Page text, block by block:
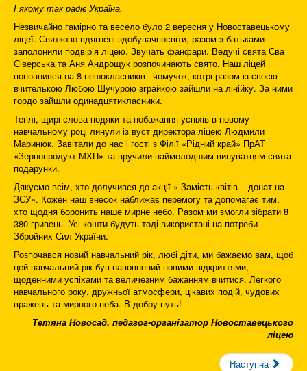
І якому так радіє Україна.
Незвичайно гамірно та весело було 2 вересня у Новоставецькому
ліцеї. Святково вдягнені здобувачі освіти, разом з батьками
заполонили подвір’я ліцею. Звучать фанфари. Ведучі свята Єва
Сіверська та Аня Андрощук розпочинають свято. Наш ліцей
поповнився на 8 пешокласників– чомучок, котрі разом із своєю
вчителькою Любою Шучурою зграйкою зайшли на лінійку. За ними
гордо зайшли одинадцятикласники.
Теплі, щирі слова подяки та побажання успіхів в новому
навчальному році линули із вуст директора ліцею Людмили
Маринюк. Завітали до нас і гості з Філії «Рідний край» ПрАТ
«Зернопродукт МХП» та вручили наймолодшим винуватцям свята
подарунки.
Дякуємо всім, хто долучився до акції « Замість квітів – донат на
ЗСУ». Кожен наш внесок наближає перемогу та допомагає тим,
хто щодня боронить наше мирне небо. Разом ми змогли зібрати 8
380 гривень. Усі кошти будуть тоді використані на потреби
Збройних Сил України.
Розпочався новий навчальний рік, любі діти, ми бажаємо вам, щоб
цей навчальний рік був наповнений новими відкриттями,
щоденними успіхами та величезним бажанням вчитися. Легкого
навчального року, дружньої атмосфери, цікавих подій, чудових
вражень та мирного неба. В добру путь!
Тетяна Новосад, педагог-організатор Новоставецького
ліцею
Наступна